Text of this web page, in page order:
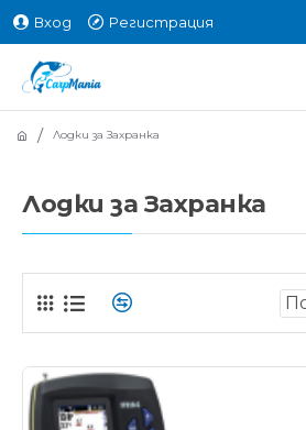
Вход Регистрация
Лодки за Захранка
Лодки за Захранка